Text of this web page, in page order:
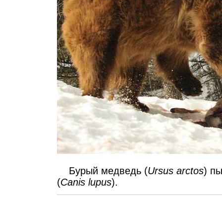
Бурый медведь (Ursus arctos)
(Canis lupus).